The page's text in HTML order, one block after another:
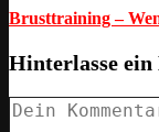
Brusttraining –
Hinterlasse